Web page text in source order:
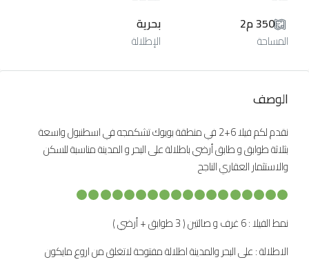
350 م2
المساحة
بحرية
الإطلالة
الوصف
نقدم لكم فيلا 6+2 في منطقة بويوك تشكمجه في اسطنبول واسعة
بثلاثة طوابق و طابق أرضي باطلالة على البحر و المدينة مناسبة للسكن
والاستثمار العقاري الناجح
نمط الفيلا : 6 غرف و صالتين ( 3 طوابق + أرضي )
الاطلالة : على البحر والمدينة اطلالة مفتوحة لاتغلق من اروع مايكون